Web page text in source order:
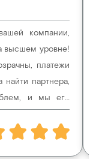
компании,
высшем уровне!
платежи
партнера,
и мы его